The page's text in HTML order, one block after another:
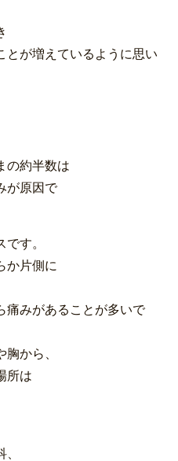
とが増えているように思い
の約半数は
が原因で
す。
か片側に
痛みがあることが多いで
から、
所は